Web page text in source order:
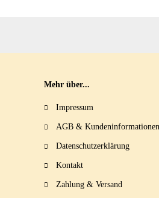
Mehr über...
Impressum
AGB & Kundeninformationen
Datenschutzerklärung
Kontakt
Zahlung & Versand